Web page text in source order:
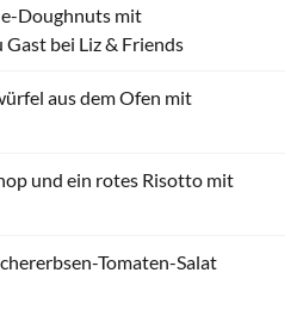
Doughnuts mit
Gast bei Liz & Friends
aus dem Ofen mit
und ein rotes Risotto mit
Tomaten-Salat